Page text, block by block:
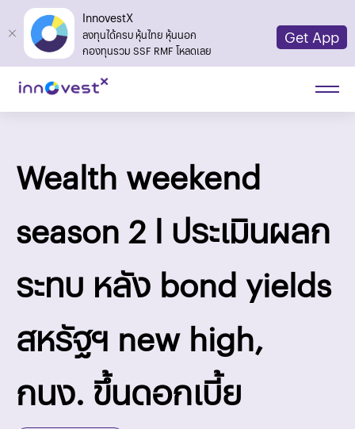
InnovestX
ลงทุนได้ครบ หุ้นไทย หุ้นนอก
กองทุนรวม SSF RMF โหลดเลย
Get App
Wealth weekend
season 2 l ประเมินผลก
ระทบ หลัง bond yields
สหรัฐฯ new high,
กนง. ขึ้นดอกเบี้ย